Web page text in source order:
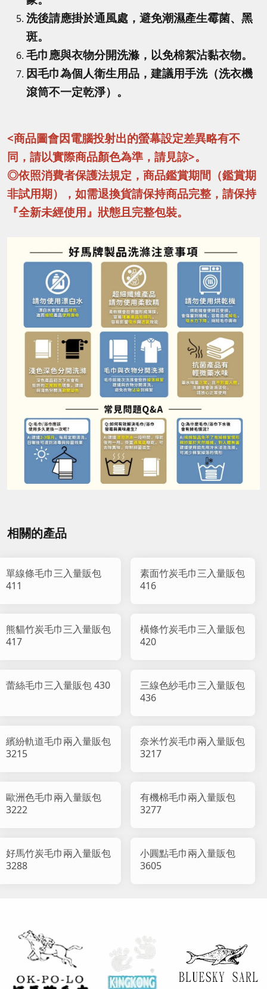
洗後請應掛於通風處，避免潮濕產生霉菌、黑
斑。
毛巾應與衣物分開洗滌，以免棉絮沾黏衣物。
因毛巾為個人衛生用品，建議用手洗（洗衣機
滾筒不一定乾淨）。
<商品圖會因電腦投射出的螢幕設定差異略有不
同，請以實際商品顏色為準，請見諒>。
◎依照消費者保護法規定，商品鑑賞期間（鑑賞期
非試用期），如需退換貨請保持商品完整，請保持
『全新未經使用』狀態且完整包裝。
相關的產品
單線條毛巾三入量販包
411
素面竹炭毛巾三入量販包
416
熊貓竹炭毛巾三入量販包
417
橫條竹炭毛巾三入量販包
420
蕾絲毛巾三入量販包 430
三線色紗毛巾三入量販包
436
繽紛軌道毛巾兩入量販包
3215
奈米竹炭毛巾兩入量販包
3217
歐洲色毛巾兩入量販包
3222
有機棉毛巾兩入量販包
3277
好馬竹炭毛巾兩入量販包
3288
小圓點毛巾兩入量販包
3605